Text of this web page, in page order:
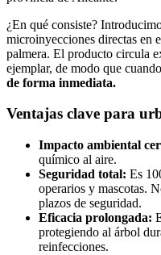
¿En qué consiste?
microinyecciones directas en
palmera. El producto circula
ejemplar, de modo que cuando
de forma inmediata.
Ventajas clave para
Impacto ambiental
químico al aire.
Seguridad total: Es
operarios y mascotas.
plazos de seguridad.
Eficacia prolongada:
protegiendo al árbol
reinfecciones.